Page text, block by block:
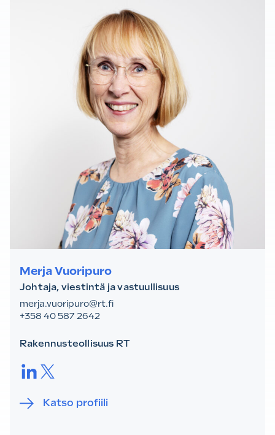
Merja Vuoripuro
Johtaja, viestintä ja vastuullisuus
merja.vuoripuro@rt.fi
+358 40 587 2642
Rakennusteollisuus RT
LinkedIn.Twitter.
Katso profiili